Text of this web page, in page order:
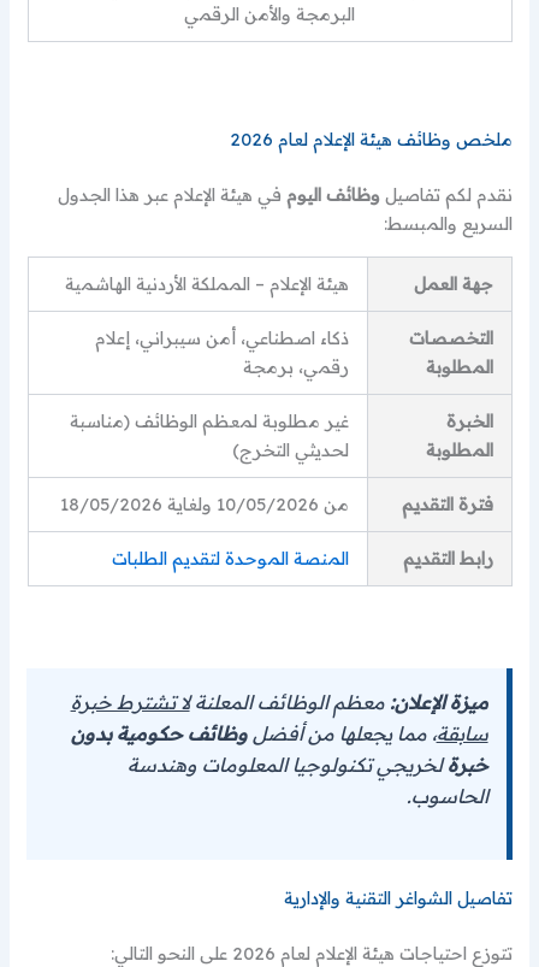
البرمجة والأمن الرقمي
ملخص وظائف هيئة الإعلام لعام 2026
نقدم لكم تفاصيلوظائف اليوم في هيئة الإعلام عبر هذا الجدول
السريع والمبسط:
جهة العمل هيئة الإعلام – المملكة الأردنية الهاشمية
التخصصات
المطلوبة
ذكاء اصطناعي، أمن سيبراني، إعلام
رقمي، برمجة
الخبرة
المطلوبة
غير مطلوبة لمعظم الوظائف (مناسبة
لحديثي التخرج)
فترة التقديم من 10/05/2026 ولغاية 18/05/2026
رابط التقديم المنصة الموحدة لتقديم الطلبات
ميزة الإعلان: معظم الوظائف المعلنةلا تشترط خبرة
سابقة، مما يجعلها من أفضلوظائف حكومية بدون
خبرةلخريجي تكنولوجيا المعلومات وهندسة
الحاسوب.
تفاصيل الشواغر التقنية والإدارية
تتوزع احتياجات هيئة الإعلام لعام 2026 على النحو التالي: